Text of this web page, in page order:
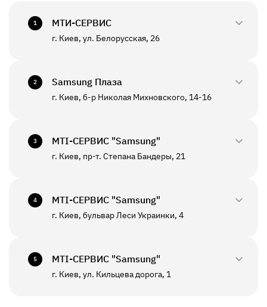
1 МТИ-СЕРВИС
г. Киев, ул. Белорусская, 26
+380(44)458-3870
СБ - ВС
Выходной
К данному отделению возможна отправка *
2 Samsung Плаза
г. Киев, б-р Николая Михновского, 14-16
+380(44)590-2805
СБ - ВС
Выходной
К данному отделению возможна отправка *
3 МТI-СЕРВИС "Samsung"
г. Киев, пр-т. Степана Бандеры, 21
+380(67)550-7601
4 МТI-СЕРВИС "Samsung"
г. Киев, бульвар Леси Украинки, 4
+380(67)550-7639
5 МТI-СЕРВИС "Samsung"
г. Киев, ул. Кильцева дорога, 1